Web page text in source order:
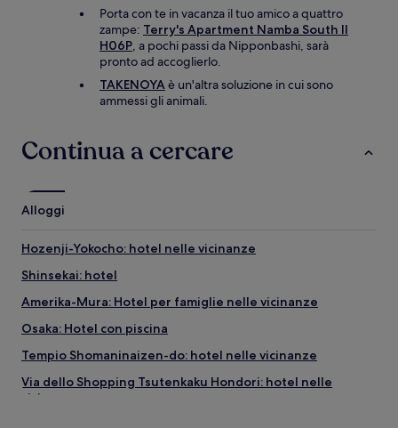
Porta con te in vacanza il tuo amico a quattro
zampe: Terry's Apartment Namba South II
H06P, a pochi passi da Nipponbashi, sarà
pronto ad accoglierlo.
TAKENOYAè un'altra soluzione in cui sono
ammessi gli animali.
Continua a cercare
Alloggi
Hozenji-Yokocho: hotel nelle vicinanze
Shinsekai: hotel
Amerika-Mura: Hotel per famiglie nelle vicinanze
Osaka: Hotel con piscina
Tempio Shomaninaizen-do: hotel nelle vicinanze
Via dello Shopping Tsutenkaku Hondori: hotel nelle
vicinanze